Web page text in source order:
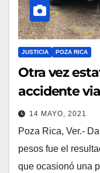
JUSTICIA POZA RICA
Otra vez
accidente
14 MAYO, 2021
Poza Rica, Ver.-
pesos fue el
que ocasionó una